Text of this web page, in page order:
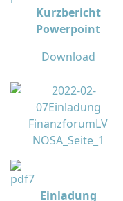
Kurzbericht
Powerpoint
Download
Einladung